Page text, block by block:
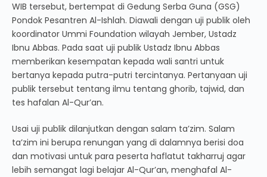
WIB tersebut, bertempat di Gedung Serba Guna (GSG)
Pondok Pesantren Al-Ishlah. Diawali dengan uji publik oleh
koordinator Ummi Foundation wilayah Jember, Ustadz
Ibnu Abbas. Pada saat uji publik Ustadz Ibnu Abbas
memberikan kesempatan kepada wali santri untuk
bertanya kepada putra-putri tercintanya. Pertanyaan uji
publik tersebut tentang ilmu tentang ghorib, tajwid, dan
tes hafalan Al-Qur’an.
Usai uji publik dilanjutkan dengan salam ta’zim. Salam
ta’zim ini berupa renungan yang di dalamnya berisi doa
dan motivasi untuk para peserta haflatut takharruj agar
lebih semangat lagi belajar Al-Qur’an, menghafal Al-